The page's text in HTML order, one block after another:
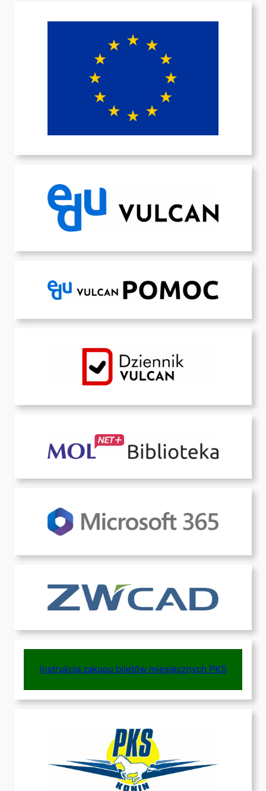
Instrukcja zakupu biletów miesięcznych PKS